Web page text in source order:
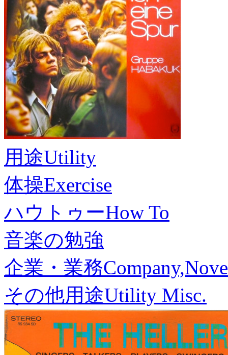
用途Utility
体操Exercise
ハウトゥーHow To
音楽の勉強
企業・業務
その他用途Utility Misc.